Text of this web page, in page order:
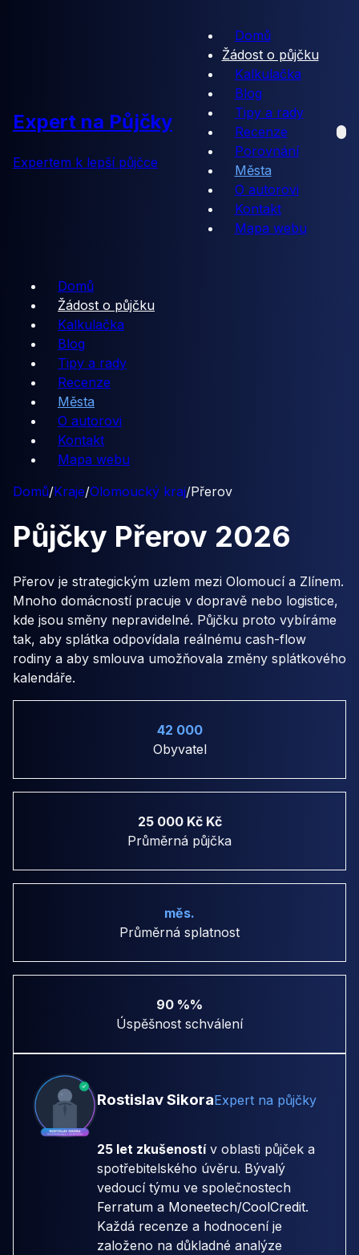
Expert na Půjčky
Expertem k lepší půjčce
Domů
Žádost o půjčku
Kalkulačka
Blog
Tipy a rady
Recenze
Porovnání
Města
O autorovi
Kontakt
Mapa webu
Domů
Žádost o půjčku
Kalkulačka
Blog
Tipy a rady
Recenze
Města
O autorovi
Kontakt
Mapa webu
Domů/Kraje/Olomoucký kraj/Přerov
Půjčky Přerov 2026
Přerov je strategickým uzlem mezi Olomoucí a Zlínem.
Mnoho domácností pracuje v dopravě nebo logistice,
kde jsou směny nepravidelné. Půjčku proto vybíráme
tak, aby splátka odpovídala reálnému cash-flow
rodiny a aby smlouva umožňovala změny splátkového
kalendáře.
42 000
Obyvatel
25 000 Kč Kč
Průměrná půjčka
měs.
Průměrná splatnost
90 %%
Úspěšnost schválení
Rostislav SikoraExpert na půjčky
25 let zkušenostív oblasti půjček a
spotřebitelského úvěru. Bývalý
vedoucí týmu ve společnostech
Ferratum a Moneetech/CoolCredit.
Každá recenze a hodnocení je
založeno na důkladné analýze